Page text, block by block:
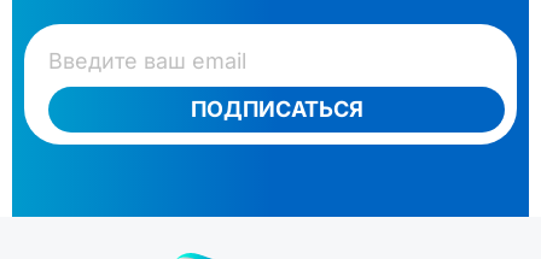
ПОДПИСАТЬСЯ